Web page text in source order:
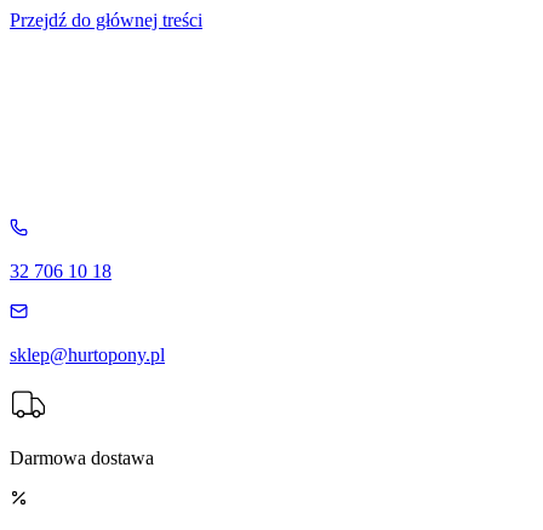
Przejdź do głównej treści
32 706 10 18
sklep@hurtopony.pl
Darmowa dostawa